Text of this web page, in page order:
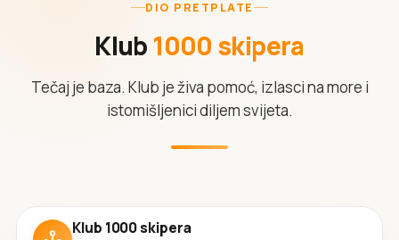
DIO PRETPLATE
Klub 1000 skipera
Tečaj je baza. Klub je živa pomoć, izlasci na more i
istomišljenici diljem svijeta.
Klub 1000 skipera